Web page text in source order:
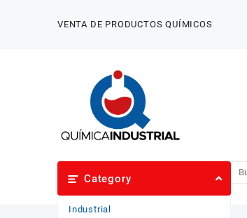
VENTA DE PRODUCTOS QUÍMICOS
Category
Industrial